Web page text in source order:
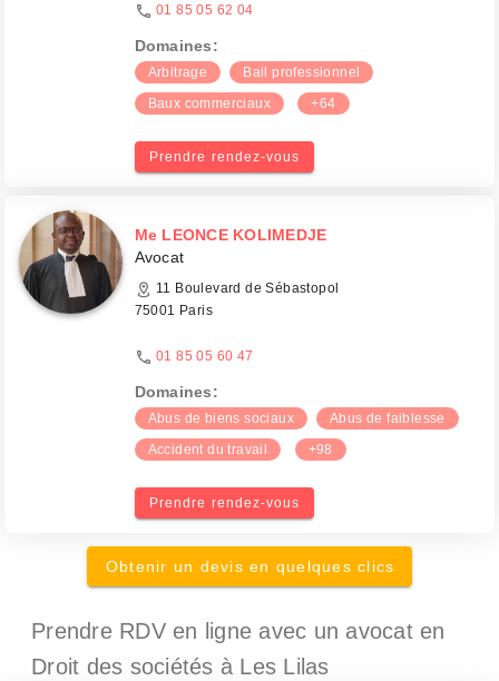
01 85 05 62 04
Domaines:
Arbitrage
Bail professionnel
Baux commerciaux
+64
Prendre rendez-vous
Me LEONCE KOLIMEDJE
Avocat
11 Boulevard de Sébastopol
75001 Paris
01 85 05 60 47
Domaines:
Abus de biens sociaux
Abus de faiblesse
Accident du travail
+98
Prendre rendez-vous
Obtenir un devis en quelques clics
Prendre RDV en ligne avec un avocat en
Droit des sociétés à Les Lilas